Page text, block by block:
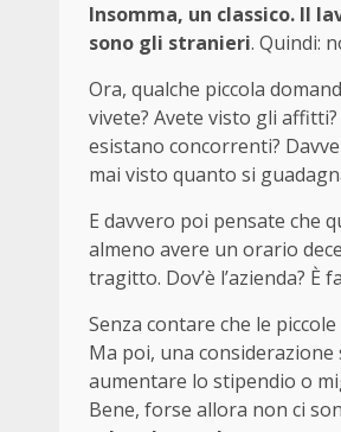
Insomma, un classico. Il
sono gli stranieri. Quindi:
Ora, qualche piccola
vivete? Avete visto gli
esistano concorrenti?
mai visto quanto si
E davvero poi pensate che
almeno avere un orario
tragitto. Dov’è l’azienda?
Senza contare che le
Ma poi, una
aumentare lo stipendio o
Bene, forse allora non ci